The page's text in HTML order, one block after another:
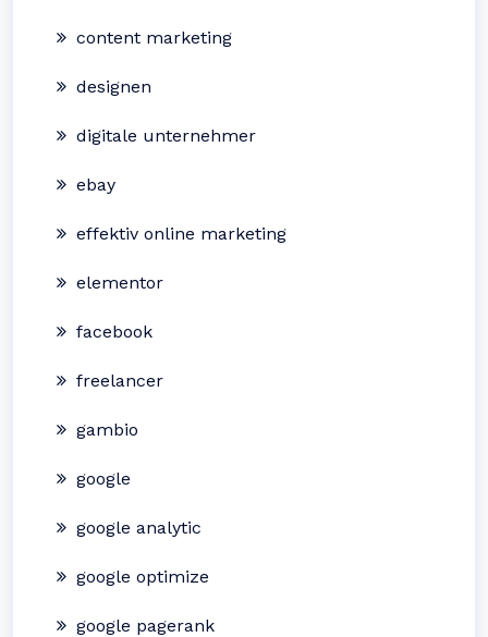
content marketing
designen
digitale unternehmer
ebay
effektiv online marketing
elementor
facebook
freelancer
gambio
google
google analytic
google optimize
google pagerank